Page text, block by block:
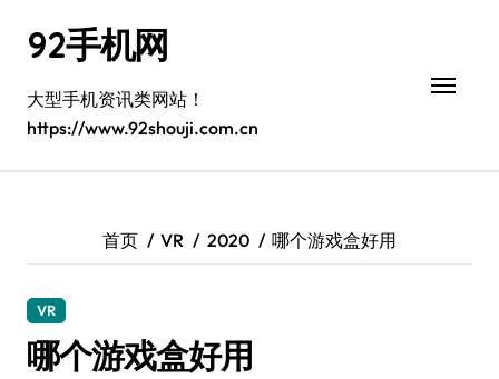
92手机网
大型手机资讯类网站！
https://www.92shouji.com.cn
首页 VR 2020 哪个游戏盒好用
VR
哪个游戏盒好用